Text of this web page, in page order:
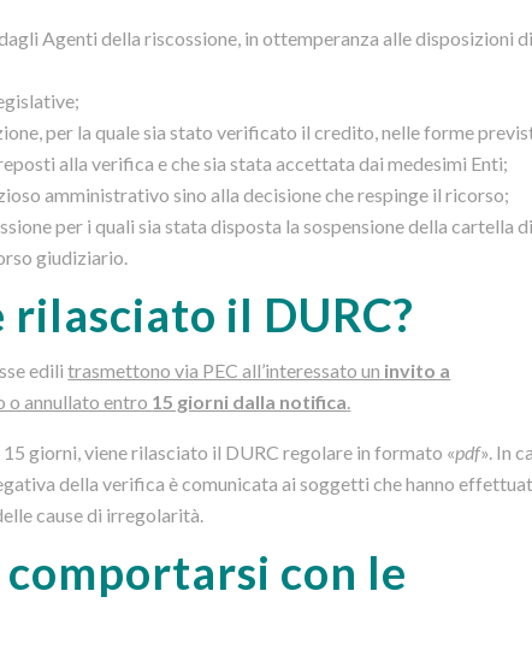
Agenti della riscossione, in ottemperanza alle disposizioni di
per la quale sia stato verificato il credito, nelle forme
alla verifica e che sia stata accettata dai medesimi Enti;
amministrativo sino alla decisione che respinge il ricorso;
per i quali sia stata disposta la sospensione della cartella di
giudiziario.
rilasciato il DURC?
edilitrasmettono via PEC all’interessato un invito a
o annullato entro 15 giorni dalla notifica.
giorni, viene rilasciato il DURC regolare in formato «pdf». In
della verifica è comunicata ai soggetti che hanno
cause di irregolarità.
comportarsi con le